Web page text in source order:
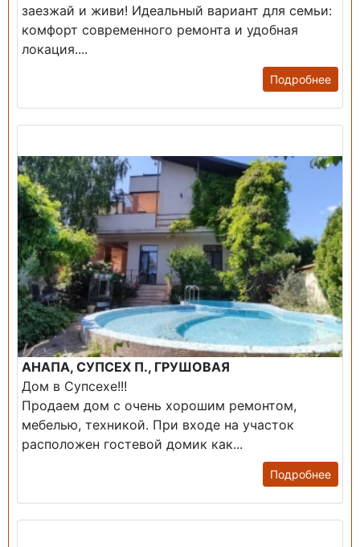
заезжай и живи! ​Идеальный вариант для семьи:
комфорт современного ремонта и удобная
локация....
Подробнее
АНАПА, СУПСЕХ П., ГРУШОВАЯ
Дом в Супсехе!!!
Продаем дом с очень хорошим ремонтом,
мебелью, техникой. При входе на участок
расположен гостевой домик как...
Подробнее